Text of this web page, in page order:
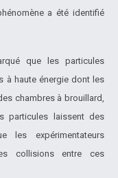
a été identifié
que les particules
à haute énergie dont les
chambres à brouillard,
particules laissent des
les expérimentateurs
collisions entre ces